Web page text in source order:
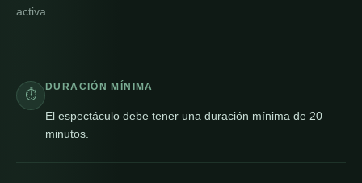
activa.
⏱
DURACIÓN MÍNIMA
El espectáculo debe tener una duración mínima de 20
minutos.